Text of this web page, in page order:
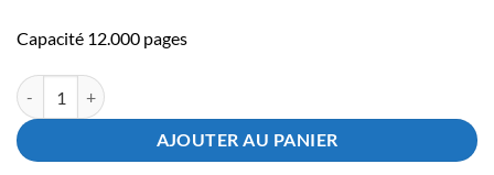
Capacité 12.000 pages
quantité de Toner Brother TN-821 XXL Magenta Grande Capacité -
AJOUTER AU PANIER